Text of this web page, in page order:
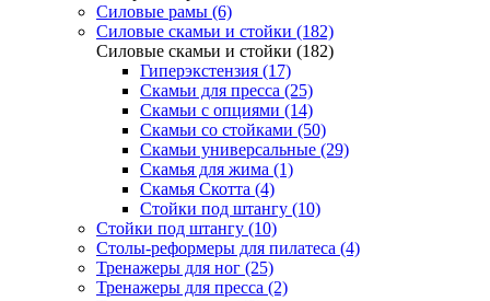
Силовые рамы (6)
Силовые скамьи и стойки (182)
Силовые скамьи и стойки (182)
Гиперэкстензия (17)
Скамьи для пресса (25)
Скамьи с опциями (14)
Скамьи со стойками (50)
Скамьи универсальные (29)
Скамья для жима (1)
Скамья Скотта (4)
Стойки под штангу (10)
Стойки под штангу (10)
Столы-реформеры для пилатеса (4)
Тренажеры для ног (25)
Тренажеры для пресса (2)